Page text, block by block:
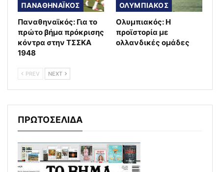
ΠΑΝΑΘΗΝΑΪΚΟΣ
Παναθηναϊκός: Για το
πρώτο βήμα πρόκρισης
κόντρα στην ΤΣΣΚΑ
1948
ΟΛΥΜΠΙΑΚΟΣ
Ολυμπιακός: Η
προϊστορία με
ολλανδικές ομάδες
PREV NEXT
ΠΡΩΤΟΣΕΛΙΔΑ